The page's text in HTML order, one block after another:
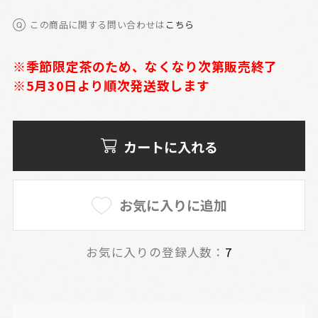
この商品に関する問い合わせは こちら
※季節限定茶のため、なくなり次第販売終了
※5月30日より順次発送致します
カートに入れる
お気に入りに追加
お気に入りの登録人数： 7